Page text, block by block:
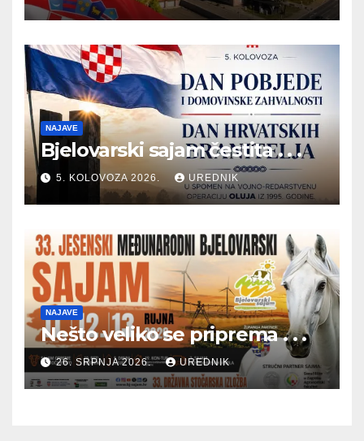
NAJAVE
Bjelovarski sajam čestita . . .
5. KOLOVOZA 2026. UREDNIK
NAJAVE
Nešto veliko se priprema . . .
26. SRPNJA 2026. UREDNIK